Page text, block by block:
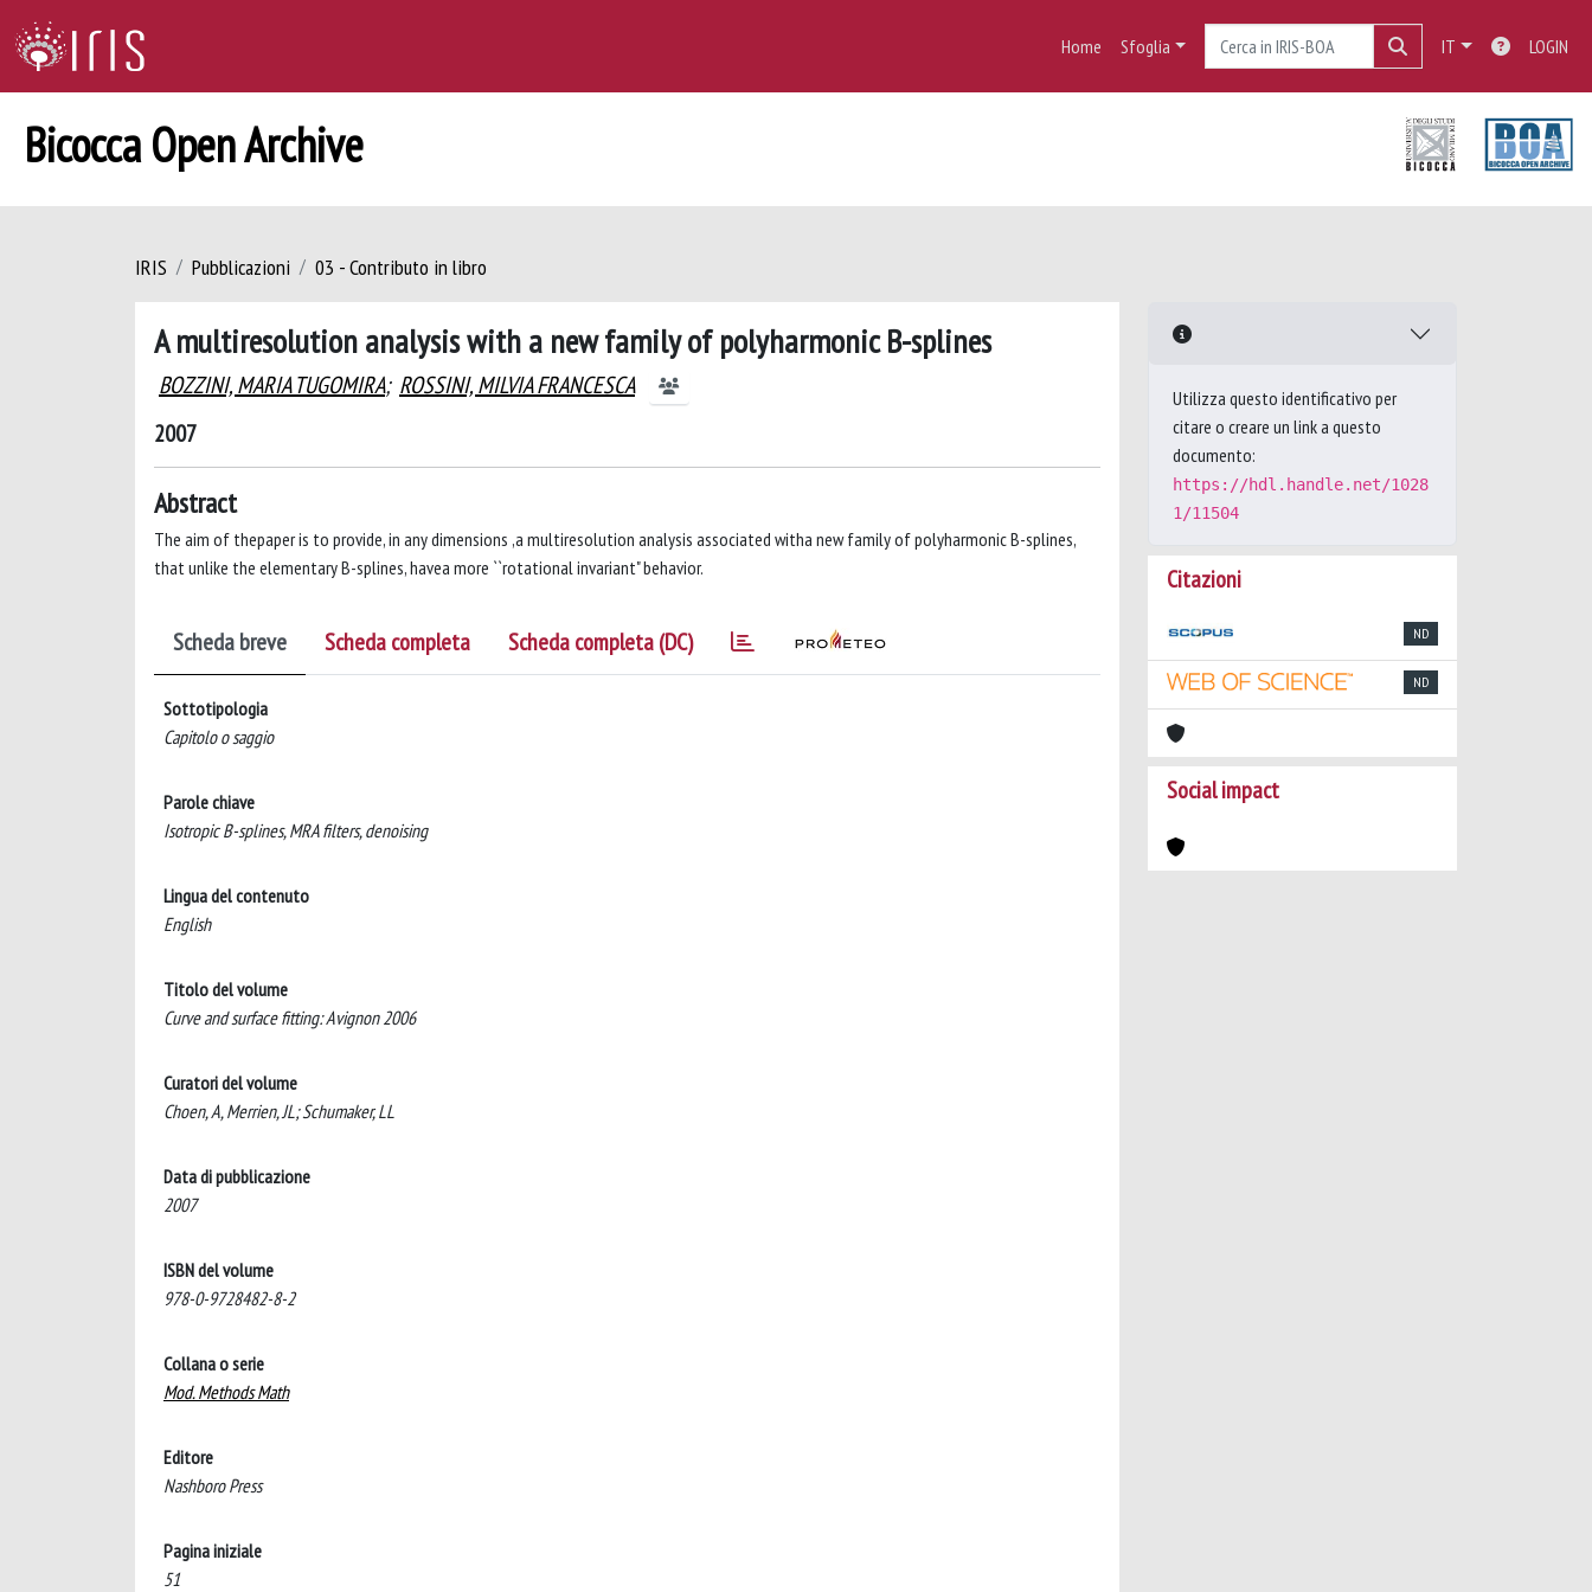
Home Sfoglia IT LOGIN
Bicocca Open Archive
IRIS Pubblicazioni 03 - Contributo in libro
A multiresolution analysis with a new family of polyharmonic B-splines
BOZZINI, MARIA TUGOMIRA; ROSSINI, MILVIA FRANCESCA
2007
Abstract
The aim of thepaper is to provide, in any dimensions ,a multiresolution analysis associated witha new family of polyharmonic B-splines,
that unlike the elementary B-splines, havea more ``rotational invariant" behavior.
Scheda breve Scheda completa Scheda completa (DC)
Sottotipologia
Capitolo o saggio
Parole chiave
Isotropic B-splines, MRA filters, denoising
Lingua del contenuto
English
Titolo del volume
Curve and surface fitting: Avignon 2006
Curatori del volume
Choen, A, Merrien, JL; Schumaker, LL
Data di pubblicazione
2007
ISBN del volume
978-0-9728482-8-2
Collana o serie
Mod. Methods Math
Editore
Nashboro Press
Pagina iniziale
51
Utilizza questo identificativo per
citare o creare un link a questo
documento:
https://hdl.handle.net/1028
1/11504
Citazioni
ND
ND
Social impact